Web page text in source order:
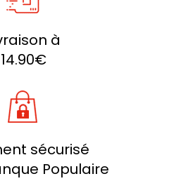
à
14.90€
sécurisé
Populaire